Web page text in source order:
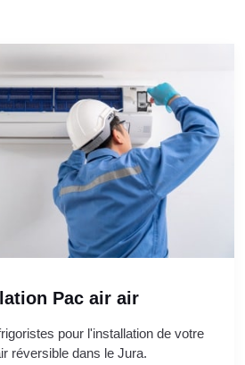
Pac air air
pour l'installation de votre
réversible dans le Jura.